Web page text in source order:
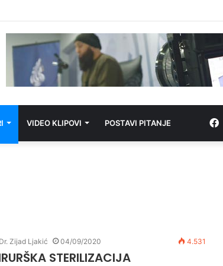
OD STRANE IZ-a
VIDEO KLIPOVI POSTAVI PITANJE
Dr. Zijad Ljakić 04/09/2020 4.531
STERILIZACIJA